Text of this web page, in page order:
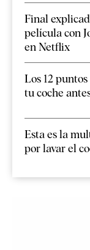
Final
película con
en Netflix
Los 12
tu coche
Esta es la
por lavar el